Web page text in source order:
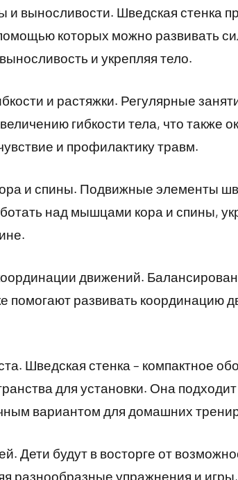
и выносливости. Шведская стенка
которых можно развивать
и укрепляя тело.
и растяжки. Регулярные
гибкости тела, что также
и профилактику травм.
и спины. Подвижные элементы
над мышцами кора и спины,
движений.
помогают развивать координацию
Шведская стенка – компактное
для установки. Она
вариантом для домашних
Дети будут в восторге от
разнообразные упражнения и